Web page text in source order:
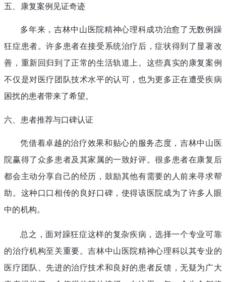
五、康复案例见证奇迹
多年来，吉林中山医院精神心理科成功治愈了无数例躁
狂症患者。许多患者在接受系统治疗后，症状得到了显著改
善，重新回归到了正常的生活轨道上。这些真实的康复案例
不仅是对医疗团队技术水平的认可，也为更多正在遭受疾病
困扰的患者带来了希望。
六、患者推荐与口碑认证
凭借着卓越的治疗效果和贴心的服务态度，吉林中山医
院赢得了众多患者及其家属的一致好评。很多患者在康复后
都会主动分享自己的经历，鼓励其他有需要的人前来寻求帮
助。这种口口相传的良好口碑，使得该医院成为了许多人眼
中的机构。
总之，面对躁狂症这样的复杂疾病，选择一个专业可靠
的治疗机构至关重要。吉林中山医院精神心理科以其专业的
医疗团队、先进的治疗技术和良好的患者反馈，无疑为广大